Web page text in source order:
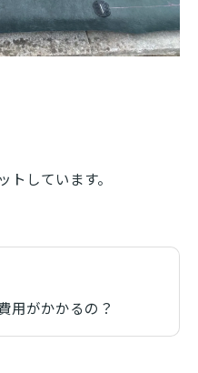
しています。
用がかかるの？